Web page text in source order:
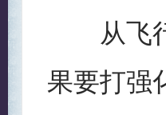
从飞行
果要打强